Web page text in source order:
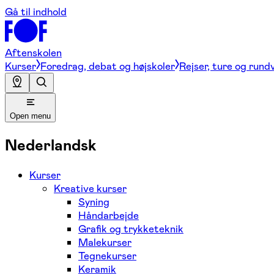
Gå til indhold
Aftenskolen
Kurser Foredrag, debat og højskoler Rejser, ture og
Open menu
Nederlandsk
Kurser
Kreative kurser
Syning
Håndarbejde
Grafik og trykketeknik
Malekurser
Tegnekurser
Keramik